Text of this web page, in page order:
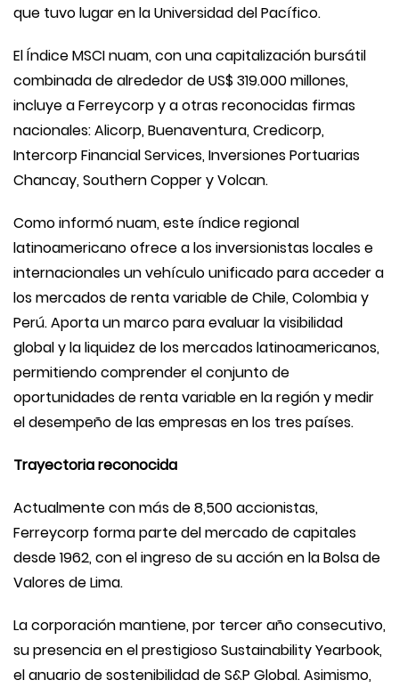
que tuvo lugar en la Universidad del Pacífico.
El Índice MSCI nuam, con una capitalización bursátil
combinada de alrededor de US$ 319.000 millones,
incluye a Ferreycorp y a otras reconocidas firmas
nacionales: Alicorp, Buenaventura, Credicorp,
Intercorp Financial Services, Inversiones Portuarias
Chancay, Southern Copper y Volcan.
Como informó nuam, este índice regional
latinoamericano ofrece a los inversionistas locales e
internacionales un vehículo unificado para acceder a
los mercados de renta variable de Chile, Colombia y
Perú. Aporta un marco para evaluar la visibilidad
global y la liquidez de los mercados latinoamericanos,
permitiendo comprender el conjunto de
oportunidades de renta variable en la región y medir
el desempeño de las empresas en los tres países.
Trayectoria reconocida
Actualmente con más de 8,500 accionistas,
Ferreycorp forma parte del mercado de capitales
desde 1962, con el ingreso de su acción en la Bolsa de
Valores de Lima.
La corporación mantiene, por tercer año consecutivo,
su presencia en el prestigioso Sustainability Yearbook,
el anuario de sostenibilidad de S&P Global. Asimismo,